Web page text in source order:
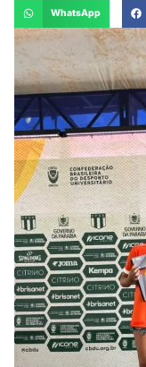
WhatsApp